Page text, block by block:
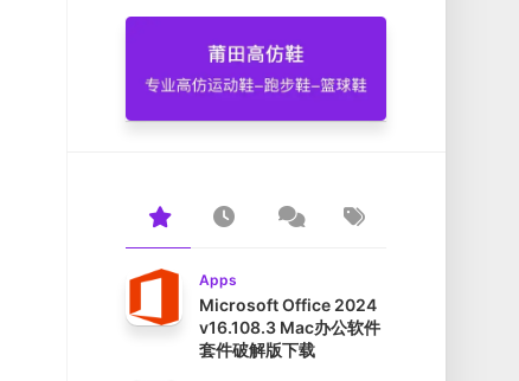
Apps
Microsoft Office 2024
v16.108.3 Mac办公软件
套件破解版下载